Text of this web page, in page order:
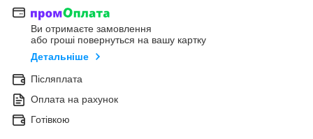
Ви отримаєте замовлення
або гроші повернуться на вашу картку
Детальніше
Післяплата
Оплата на рахунок
Готівкою